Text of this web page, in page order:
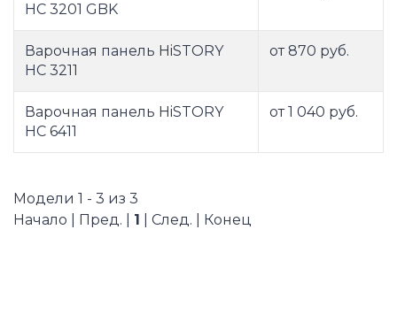
HC 3201 GBK
Варочная панель HiSTORY
HС 3211
от 870 руб.
Варочная панель HiSTORY
HС 6411
от 1 040 руб.
Модели 1 - 3 из 3
Начало | Пред. | 1 | След. | Конец